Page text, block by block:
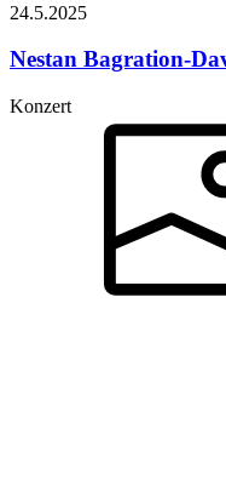
24.5.2025
Nestan Bagration-
Konzert